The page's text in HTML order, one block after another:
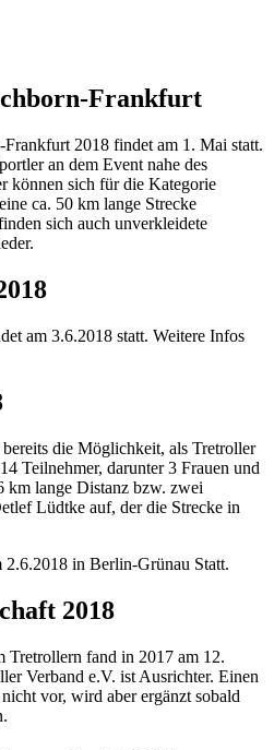
von 10.00 bis 18.00 Uhr
von 11.00 bis 18.00 Uhr
sich zwischen 5 und 34 €, Kinder
freien Eintritt.
Frankfurt
2018 findet am 1. Mai statt.
an dem Event nahe des
können sich für die Kategorie
ca. 50 km lange Strecke
sich auch unverkleidete
am 3.6.2018 statt. Weitere Infos
die Möglichkeit, als Tretroller
Teilnehmer, darunter 3 Frauen und
km lange Distanz bzw. zwei
Lüdtke auf, der die Strecke in
in Berlin-Grünau Statt.
2018
Tretrollern fand in 2017 am 12.
Verband e.V. ist Ausrichter. Einen
vor, wird aber ergänzt sobald